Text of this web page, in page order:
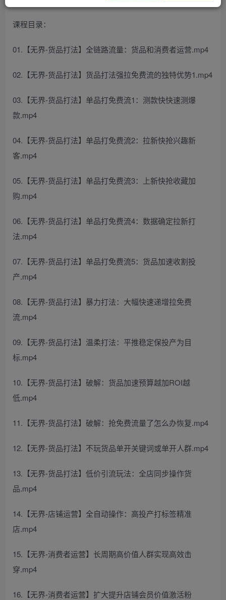
课程目录：
01.【无界-货品打法】全链路流量：货品和消费者运营.mp4
02.【无界-货品打法】货品打法强拉免费流的独特优势1.mp4
03.【无界-货品打法】单品打免费流1：测款快快速测爆
款.mp4
04.【无界-货品打法】单品打免费流2：拉新快抢兴趣新
客.mp4
05.【无界-货品打法】单品打免费流3：上新快抢收藏加
购.mp4
06.【无界-货品打法】单品打免费流4：数据确定拉新打
法.mp4
07.【无界-货品打法】单品打免费流5：货品加速收割投
产.mp4
08.【无界-货品打法】暴力打法：大幅快速递增拉免费
流.mp4
09.【无界-货品打法】温柔打法：平推稳定保投产为目
标.mp4
10.【无界-货品打法】破解：货品加速预算越加ROI越
低.mp4
11.【无界-货品打法】破解：抢免费流量了怎么办恢复.mp4
12.【无界-货品打法】不玩货品单开关键词或单开人群.mp4
13.【无界-货品打法】低价引流玩法：全店同步操作货
品.mp4
14.【无界-店铺运营】全自动操作：高投产打标签精准
店.mp4
15.【无界-消费者运营】长周期高价值人群实现高效击
穿.mp4
16.【无界-消费者运营】扩大提升店铺会员价值激活粉